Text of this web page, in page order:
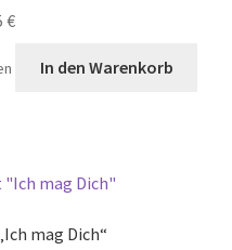
€
In den Warenkorb
mag Dich“